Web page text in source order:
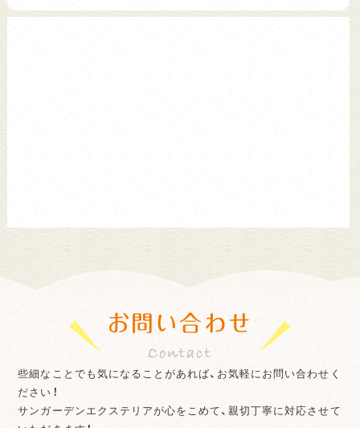
お問い合わせ
些細なことでも気になることがあれば、お気軽にお問い合わせく
ださい！
サンガーデンエクステリアが心をこめて、親切丁寧に対応させて